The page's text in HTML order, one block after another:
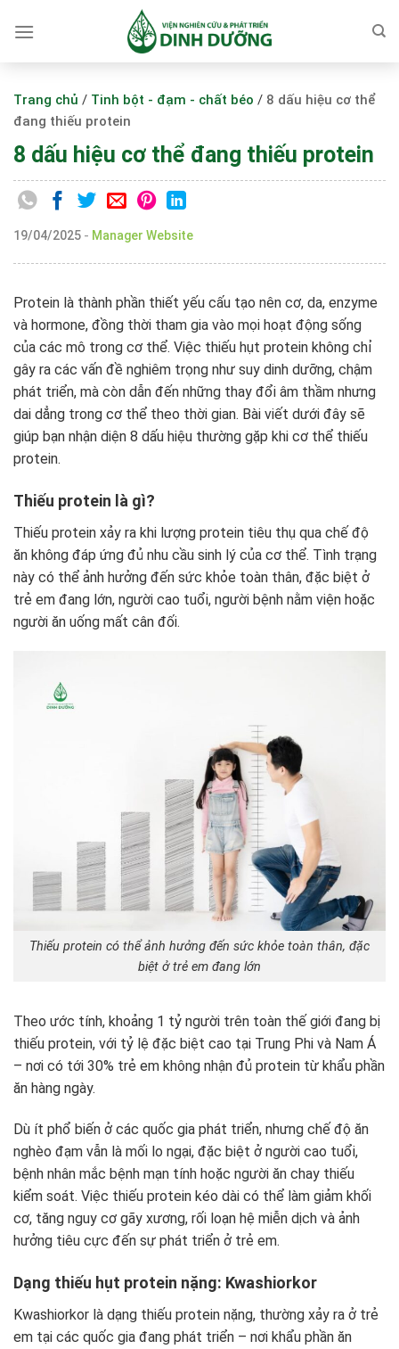
Trang chủ / Tinh bột - đạm - chất béo / 8 dấu hiệu cơ thể
đang thiếu protein
8 dấu hiệu cơ thể đang thiếu protein
19/04/2025 - Manager Website
Protein là thành phần thiết yếu cấu tạo nên cơ, da, enzyme
và hormone, đồng thời tham gia vào mọi hoạt động sống
của các mô trong cơ thể. Việc thiếu hụt protein không chỉ
gây ra các vấn đề nghiêm trọng như suy dinh dưỡng, chậm
phát triển, mà còn dẫn đến những thay đổi âm thầm nhưng
dai dẳng trong cơ thể theo thời gian. Bài viết dưới đây sẽ
giúp bạn nhận diện 8 dấu hiệu thường gặp khi cơ thể thiếu
protein.
Thiếu protein là gì?
Thiếu protein xảy ra khi lượng protein tiêu thụ qua chế độ
ăn không đáp ứng đủ nhu cầu sinh lý của cơ thể. Tình trạng
này có thể ảnh hưởng đến sức khỏe toàn thân, đặc biệt ở
trẻ em đang lớn, người cao tuổi, người bệnh nằm viện hoặc
người ăn uống mất cân đối.
Thiếu protein có thể ảnh hưởng đến sức khỏe toàn thân, đặc
biệt ở trẻ em đang lớn
Theo ước tính, khoảng 1 tỷ người trên toàn thế giới đang bị
thiếu protein, với tỷ lệ đặc biệt cao tại Trung Phi và Nam Á
– nơi có tới 30% trẻ em không nhận đủ protein từ khẩu phần
ăn hàng ngày.
Dù ít phổ biến ở các quốc gia phát triển, nhưng chế độ ăn
nghèo đạm vẫn là mối lo ngại, đặc biệt ở người cao tuổi,
bệnh nhân mắc bệnh mạn tính hoặc người ăn chay thiếu
kiểm soát. Việc thiếu protein kéo dài có thể làm giảm khối
cơ, tăng nguy cơ gãy xương, rối loạn hệ miễn dịch và ảnh
hưởng tiêu cực đến sự phát triển ở trẻ em.
Dạng thiếu hụt protein nặng: Kwashiorkor
Kwashiorkor là dạng thiếu protein nặng, thường xảy ra ở trẻ
em tại các quốc gia đang phát triển – nơi khẩu phần ăn